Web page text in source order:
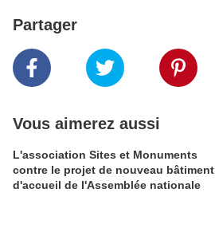
Partager
Vous aimerez aussi
L'association Sites et Monuments
contre le projet de nouveau bâtiment
d'accueil de l'Assemblée nationale